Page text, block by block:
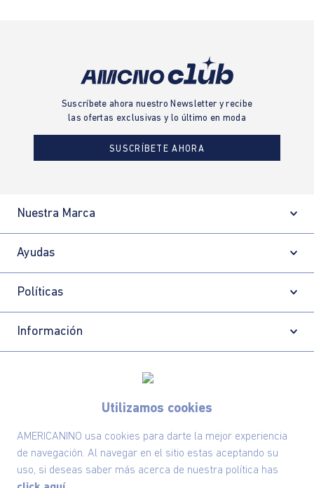
Utilizamos cookies
AMERICANINO usa cookies para darte la mejor experiencia
de navegación. Al navegar en el sitio estas aceptando su
uso, si deseas saber más acerca de nuestra política has
Suscríbete ahora nuestro Newsletter y recibe
las ofertas exclusivas y lo último en moda
SUSCRÍBETE AHORA
Nuestra Marca
Ayudas
Políticas
Información